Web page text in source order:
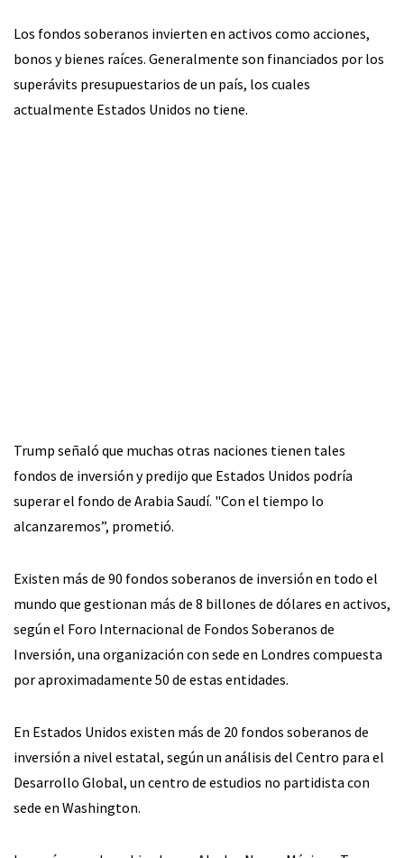
Los fondos soberanos invierten en activos como acciones,
bonos y bienes raíces. Generalmente son financiados por los
superávits presupuestarios de un país, los cuales
actualmente Estados Unidos no tiene.
Trump señaló que muchas otras naciones tienen tales
fondos de inversión y predijo que Estados Unidos podría
superar el fondo de Arabia Saudí. "Con el tiempo lo
alcanzaremos”, prometió.
Existen más de 90 fondos soberanos de inversión en todo el
mundo que gestionan más de 8 billones de dólares en activos,
según el Foro Internacional de Fondos Soberanos de
Inversión, una organización con sede en Londres compuesta
por aproximadamente 50 de estas entidades.
En Estados Unidos existen más de 20 fondos soberanos de
inversión a nivel estatal, según un análisis del Centro para el
Desarrollo Global, un centro de estudios no partidista con
sede en Washington.